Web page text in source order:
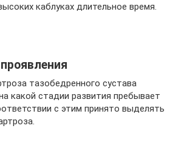
каблуках длительное время.
тазобедренного сустава
какой стадии развития пребывает
с этим принято выделять